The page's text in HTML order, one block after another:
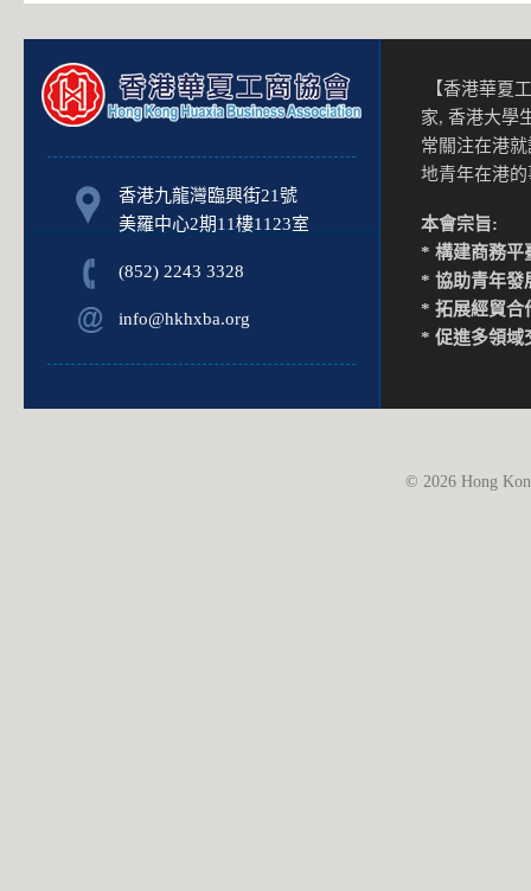
香港九龍灣臨興街21號
美羅中心2期11樓1123室
(852) 2243 3328
info@hkhxba.org
【香港華夏
家, 香港大學
常關注在港
地青年在港
本會宗旨:
* 構建商務平
* 協助青年發
* 拓展經貿合
* 促進多領域
© 2026 Hong